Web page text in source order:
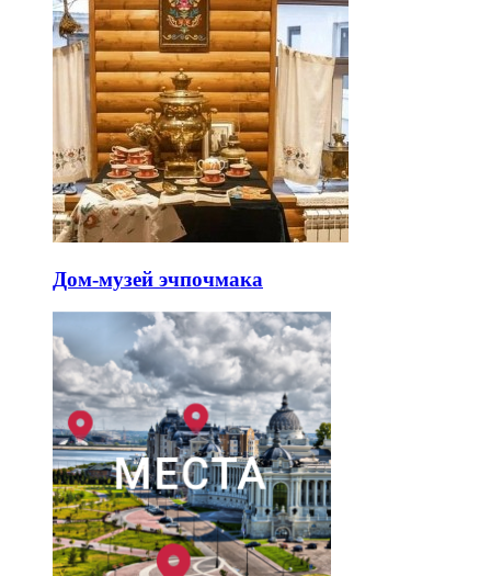
Дом-музей эчпочмака